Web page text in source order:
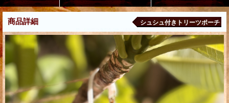
商品詳細 シュシュ付きトリーツポーチ